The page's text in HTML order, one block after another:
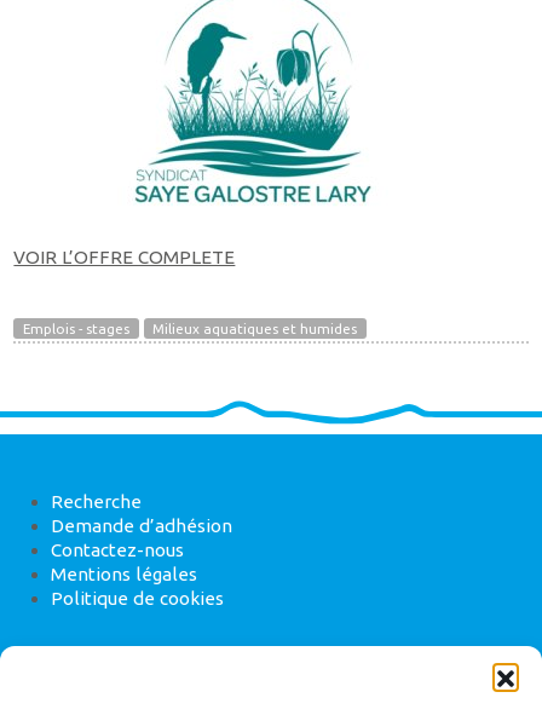
VOIR L’OFFRE COMPLETE
Emplois - stages Milieux aquatiques et humides
Recherche
Demande d’adhésion
Contactez-nous
Mentions légales
Politique de cookies